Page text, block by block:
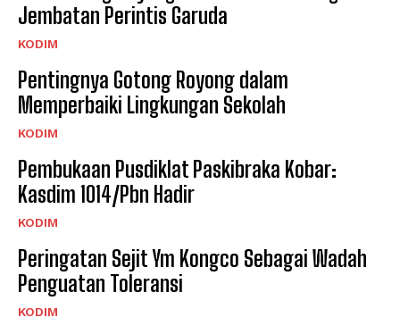
Jembatan Perintis Garuda
KODIM
Pentingnya Gotong Royong dalam
Memperbaiki Lingkungan Sekolah
KODIM
Pembukaan Pusdiklat Paskibraka Kobar:
Kasdim 1014/Pbn Hadir
KODIM
Peringatan Sejit Ym Kongco Sebagai Wadah
Penguatan Toleransi
KODIM